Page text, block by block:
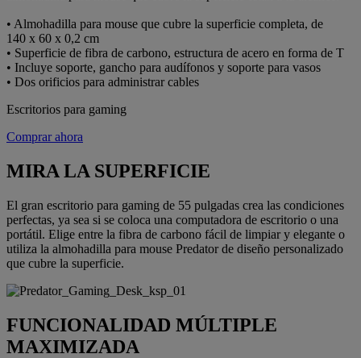
• Almohadilla para mouse que cubre la superficie completa, de
140 x 60 x 0,2 cm
• Superficie de fibra de carbono, estructura de acero en forma de T
• Incluye soporte, gancho para audífonos y soporte para vasos
• Dos orificios para administrar cables
Escritorios para gaming
Comprar ahora
MIRA LA SUPERFICIE
El gran escritorio para gaming de 55 pulgadas crea las condiciones
perfectas, ya sea si se coloca una computadora de escritorio o una
portátil. Elige entre la fibra de carbono fácil de limpiar y elegante o
utiliza la almohadilla para mouse Predator de diseño personalizado
que cubre la superficie.
FUNCIONALIDAD MÚLTIPLE
MAXIMIZADA